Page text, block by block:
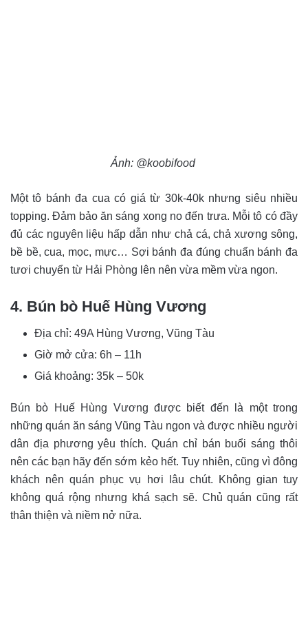
Ảnh: @koobifood
Một tô bánh đa cua có giá từ 30k-40k nhưng siêu nhiều
topping. Đảm bảo ăn sáng xong no đến trưa. Mỗi tô có đầy
đủ các nguyên liệu hấp dẫn như chả cá, chả xương sông,
bề bề, cua, mọc, mực… Sợi bánh đa đúng chuẩn bánh đa
tươi chuyển từ Hải Phòng lên nên vừa mềm vừa ngon.
4. Bún bò Huế Hùng Vương
Địa chỉ: 49A Hùng Vương, Vũng Tàu
Giờ mở cửa: 6h – 11h
Giá khoảng: 35k – 50k
Bún bò Huế Hùng Vương được biết đến là một trong
những quán ăn sáng Vũng Tàu ngon và được nhiều người
dân địa phương yêu thích. Quán chỉ bán buổi sáng thôi
nên các bạn hãy đến sớm kẻo hết. Tuy nhiên, cũng vì đông
khách nên quán phục vụ hơi lâu chút. Không gian tuy
không quá rộng nhưng khá sạch sẽ. Chủ quán cũng rất
thân thiện và niềm nở nữa.